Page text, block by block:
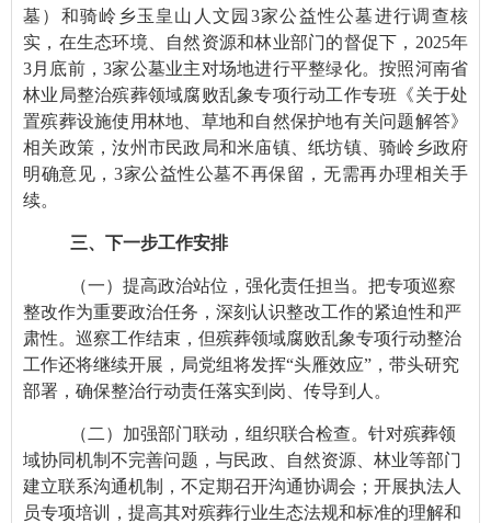
墓）和骑岭乡玉皇山人文园3家公益性公墓进行调查核
实，在生态环境、自然资源和林业部门的督促下，2025年
3月底前，3家公墓业主对场地进行平整绿化。按照河南省
林业局整治殡葬领域腐败乱象专项行动工作专班《关于处
置殡葬设施使用林地、草地和自然保护地有关问题解答》
相关政策，汝州市民政局和米庙镇、纸坊镇、骑岭乡政府
明确意见，3家公益性公墓不再保留，无需再办理相关手
续。
三、下一步工作安排
（一）提高政治站位，强化责任担当。把专项巡察
整改作为重要政治任务，深刻认识整改工作的紧迫性和严
肃性。巡察工作结束，但殡葬领域腐败乱象专项行动整治
工作还将继续开展，局党组将发挥“头雁效应”，带头研究
部署，确保整治行动责任落实到岗、传导到人。
（二）加强部门联动，组织联合检查。针对殡葬领
域协同机制不完善问题，与民政、自然资源、林业等部门
建立联系沟通机制，不定期召开沟通协调会；开展执法人
员专项培训，提高其对殡葬行业生态法规和标准的理解和